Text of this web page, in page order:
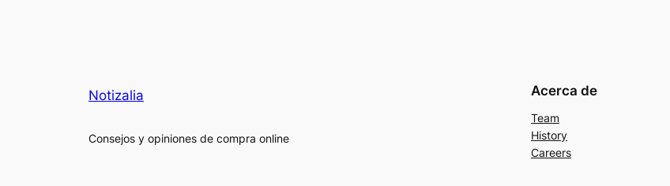
Notizalia
Consejos y opiniones de compra online
Acerca de
Team
History
Careers